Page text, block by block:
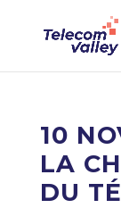
10
LA
DU